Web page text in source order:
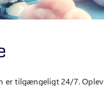
er tilgængeligt 24/7. Oplev